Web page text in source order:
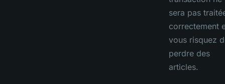
sera pas
correctement
vous risquez
perdre des
articles.